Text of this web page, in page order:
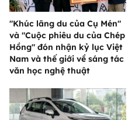
"Khúc lãng du của Cụ Mén"
và "Cuộc phiêu du của Chép
Hồng" đón nhận kỷ lục Việt
Nam và thế giới về sáng tác
văn học nghệ thuật